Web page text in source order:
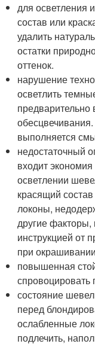
для осветления
состав или
удалить
остатки
оттенок.
нарушение
осветлить
выполняется
недостаточный
входит
осветлении
красящий
локоны,
другие
инструкцией от
при
повышенная
состояние
перед
ослабленные
подлечить,